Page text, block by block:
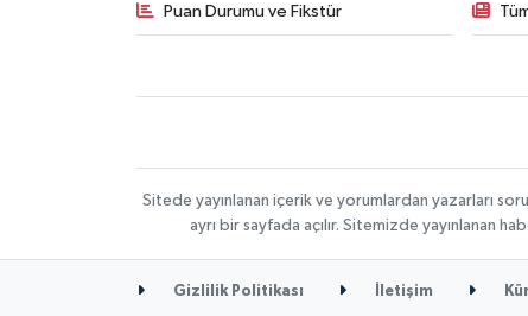
Puan Durumu ve Fikstür
Sitede yayınlanan içerik ve yorumlardan yazarları
ayrı bir sayfada açılır. Sitemizde yayınlanan
Gizlilik Politikası İletişim